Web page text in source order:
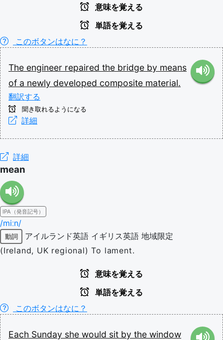
意味を覚える
単語を覚える
このボタンはなに？
The engineer repaired the bridge by means
of a newly developed composite material.
翻訳する
聞き取れるようになる
詳細
詳細
mean
IPA（発音記号）
/miːn/
動詞 アイルランド英語 イギリス英語 地域限定
(Ireland, UK regional) To lament.
意味を覚える
単語を覚える
このボタンはなに？
Each Sunday she would sit by the window